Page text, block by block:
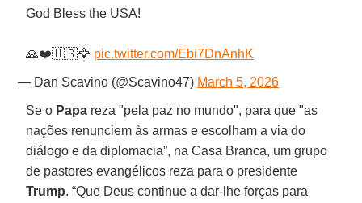
God Bless the USA!
🙏❤️🇺🇸🦅 pic.twitter.com/Ebi7DnAnhK
— Dan Scavino (@Scavino47) March 5, 2026
Se o Papa reza "pela paz no mundo", para que "as
nações renunciem às armas e escolham a via do
diálogo e da diplomacia”, na Casa Branca, um grupo
de pastores evangélicos reza para o presidente
Trump. “Que Deus continue a dar-lhe forças para